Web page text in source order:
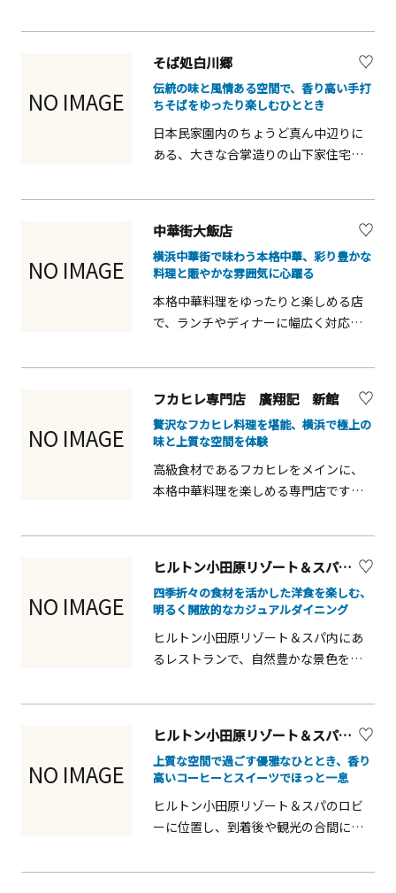
り（1.8kg！）まで選べるパラパラのチ
ャーハンも人気があります。21時〜24
時限定で、夜鳴きらーめんも販売して
います。
溶け込む佇まいが印象的です。敷地内
には、浮世絵や日本画の題材としても
親しまれてきた、樹齢100年を超える松
林が広がり、日本らしい風景美を感じ
させます。 貸切プラン 企業・団体のア
ワード、懇親会、レセプションなど各
種MICEに対応。海を望む特別なロケー
ログラムはユニークベニューとして商
品化しております。詳細は、下段のタ
リフをダウンロードのうえご確認くだ
さい。
す。江戸時代より続く蔵の中を実際に
きた技と想い、そして&ldquo;本物の酒
造り&rdquo;の空気を肌で感じていただ
けます。 見学後は、蔵に併設された
1864年（元治元年）築の古民家へご案
内。昭和初期まで養蚕が営まれていた
敷きの空間、堂々とした柱や梁、屋久
杉で造られた欄間など、当時の面影を
今に伝えています。まるで200年前の日
本にタイムスリップしたかのような、
懐かしくも凛とした空気の中で、日本
酒の試飲（おつまみセット付）をお楽
しみいただきます。※運が良ければ、
に出逢えるかもしれません。 プログラ
ム 酒造見学と試飲（おつまみセット
付）（所要約1.5時間）歴史・建築・文
化・味覚を一度に体感できる、価値あ
民家の広間貸切も対応可能です。企業
研修やインセンティブ旅行、団体利用
クベニューとして商品化しておりま
す。詳細は、下段のタリフをダウンロ
NO IMAGE
そば処白川郷
伝統の味と風情ある空間で、香り高い手打
ちそばをゆったり楽しむひととき
日本民家園内のちょうど真ん中辺りに
ある、大きな合掌造りの山下家住宅
山梨県の忍野村の湧き水を使って職人
ます。山下臨時口横からそば屋のみの
ご利用も可能ですので、お気軽にご利
用ください。
NO IMAGE
中華街大飯店
横浜中華街で味わう本格中華、彩り豊かな
料理と賑やかな雰囲気に心躍る
本格中華料理をゆったりと楽しめる店
で、ランチやディナーに幅広く対応し
理は味だけでなく見た目も華やかで、
を満喫できます。
NO IMAGE
フカヒレ専門店 廣翔記 新館
贅沢なフカヒレ料理を堪能、横浜で極上の
味と上質な空間を体験
高級食材であるフカヒレをメインに、
本格中華料理を楽しめる専門店です。
く、家族や友人、カップル旅行におす
町横浜の雰囲気を感じながら贅沢なひ
とときを過ごせます。ランチやディナ
ーに対応しており、記念日にも最適で
す。
NO IMAGE
ヒルトン小田原リゾート＆スパ ブラッセリー フローラ
四季折々の食材を活かした洋食を楽しむ、
明るく開放的なカジュアルダイニング
ヒルトン小田原リゾート＆スパ内にあ
るレストランで、自然豊かな景色を眺
ランチ、ディナーまで幅広く利用でき、
材を活かした料理は見た目も華やか
で、家族連れやカップル、友人同士に
も人気です。開放感のある空間で、リゾ
ートならではのゆったりとした時間を
満喫できます。
NO IMAGE
ヒルトン小田原リゾート＆スパ ザ・ロビーラウンジ
上質な空間で過ごす優雅なひととき、香り
高いコーヒーとスイーツでほっと一息
ヒルトン小田原リゾート＆スパのロビ
ーに位置し、到着後や観光の合間に気
クやスイーツを楽しみながら、落ち着